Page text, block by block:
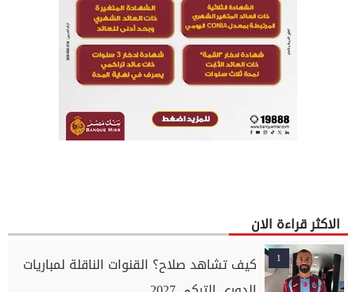
الاكثر قراءة الان
1
كيف تشاهد صلاح؟ القنوات الناقلة لمباريات